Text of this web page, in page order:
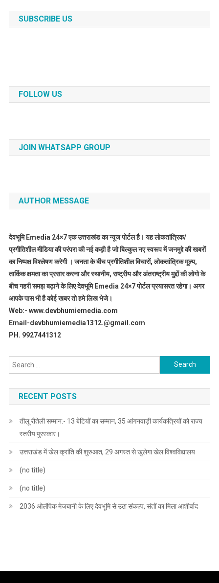
SUBSCRIBE US
FOLLOW US
JOIN WHATSAPP GROUP
AUTHOR MESSAGE
देवभूमि Emedia 24×7 एक उत्तराखंड का न्यूज पोर्टल है। यह लोकतांत्रिक/
प्रगीतिशील मीडिया की परंपरा की नई कड़ी है जो बिल्कुल नए स्वरूप में जनमुद्दे की खबरों
का निष्पक्ष विश्लेषण करेगी । जनता के बीच प्रगीतिशील विचारों, लोकतांत्रिक मूल्य,
तार्किक क्षमता का प्रसार करना और स्थानीय, राष्ट्रीय और अंतराष्ट्रीय मुद्दों की लोगो के
बीच गहरी समझ बढ़ाने के लिए देवभूमि Emedia 24×7 पोर्टल प्रयासरत रहेगा। अगर
आपके पास भी है कोई खबर तो हमे लिख भेजे।
Web:- www.devbhumiemedia.com
Email-devbhumiemedia1312.@gmail.com
PH. 9927441312
Search
for:
RECENT POSTS
तीलू रौतेली सम्मान:- 13 बेटियों का सम्मान, 35 आंगनवाड़ी कार्यकत्रियों को राज्य
स्तरीय पुरस्कार।
उत्तराखंड में खेल क्रांति की शुरुआत, 29 अगस्त से खुलेगा खेल विश्वविद्यालय
(no title)
(no title)
2036 ओलंपिक मेजबानी के लिए देवभूमि से उठा संकल्प, संतों का मिला आशीर्वाद